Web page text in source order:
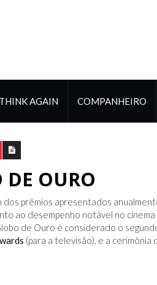
AGAIN COMPANHEIRO
DE OURO
dos prêmios apresentados
ao desempenho notável no
de Ouro é considerado o
(para a televisão), e a